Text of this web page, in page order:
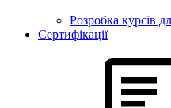
Розробка курсів
Сертифікації